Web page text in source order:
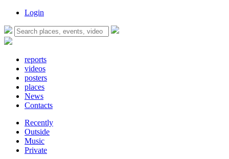
Login
reports
videos
posters
places
News
Contacts
Recently
Outside
Music
Private